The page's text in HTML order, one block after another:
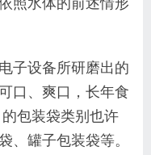
子设备所研磨出的
口、爽口，长年食
包装袋类别也许
、罐子包装袋等。